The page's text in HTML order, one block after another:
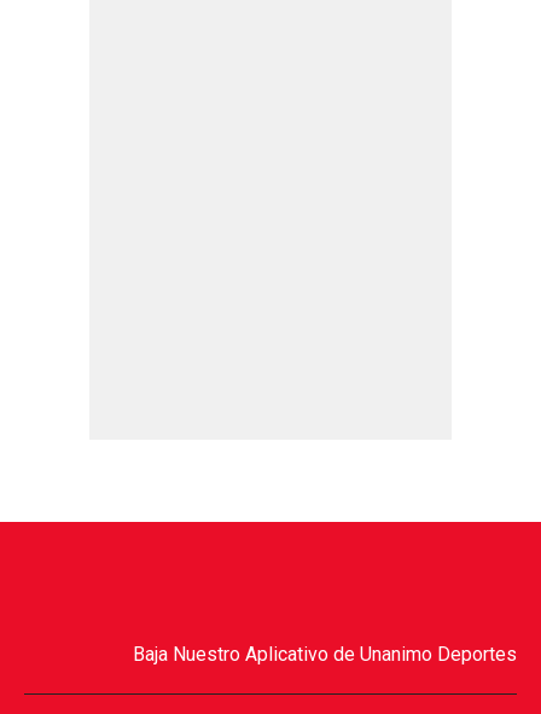
Baja Nuestro Aplicativo de Unanimo Deportes